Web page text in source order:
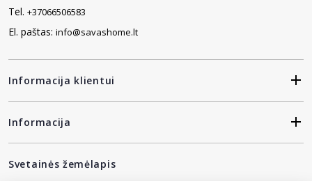
Tel. +37066506583
El. paštas: info@savashome.lt
Informacija klientui
Informacija
Svetainės žemėlapis